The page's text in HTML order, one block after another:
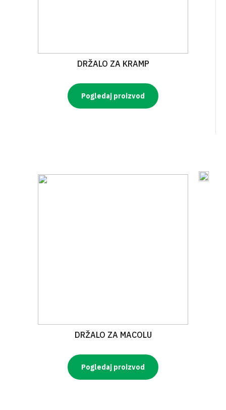
DRŽALO ZA KRAMP
Pogledaj proizvod
DRŽALO ZA MACOLU
Pogledaj proizvod